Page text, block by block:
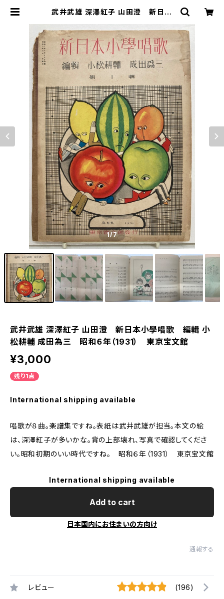
武井武雄 深澤紅子 山田澄 新日本
三 昭和６年（1931） 東京宝文館 |
トムズボックス
1/7
武井武雄 深澤紅子 山田澄 新日本小學唱歌 編輯 小
松耕輔 成田為三 昭和６年（1931） 東京宝文館
¥3,000
残り1点
International shipping available
唱歌が８曲。楽譜集ですね。表紙は武井武雄が担当。本文の絵
は、深澤紅子が多いかな。背の上部壊れ、写真で確認してくださ
い。昭和初期のいい時代ですね。 昭和６年（1931） 東京宝文館
International shipping available
Add to cart
日本国内にお住まいの方向け
通報する
レビュー (196)